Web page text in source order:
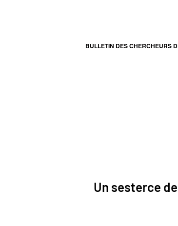
BULLETIN DES CHERCHEURS
Un sesterce